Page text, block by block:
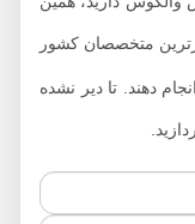
متخصصان کشور
تا دیر نشده